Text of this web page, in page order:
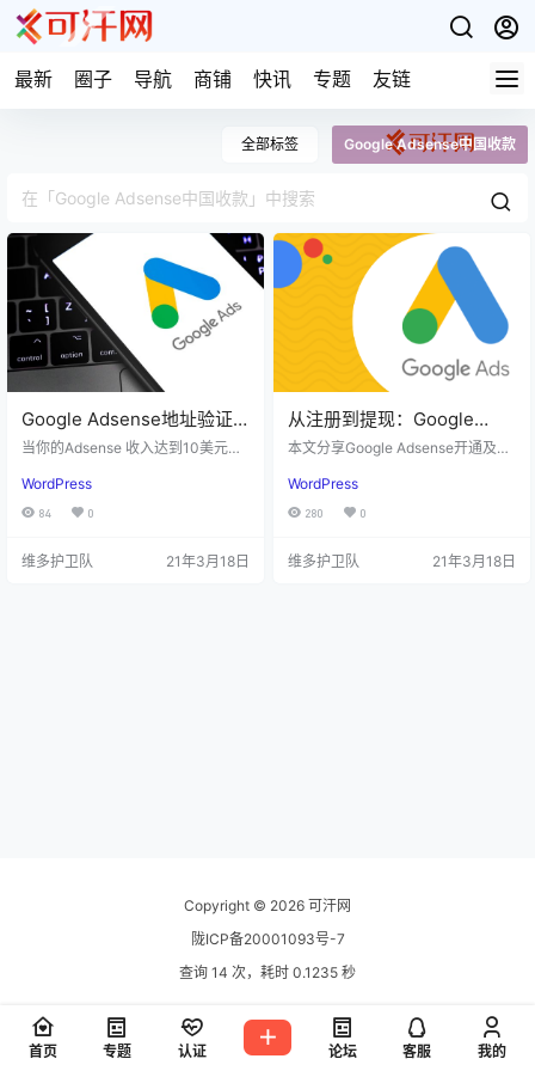
最新 圈子 导航 商铺 快讯 专题 友链
全部标签 Google Adsense中国收款
Google Adsense地址验证
的详细流程，网站广告赚钱
当你的Adsense 收入达到10美元，
账户填写的地址。 信里面是PIN
码，在Adsense 后台输入PIN 码验
起，您可以在4 个月内将该号码输入
WordPress
84 0
维多护卫队 21年3月18日
从注册到提现：Google
Adsense 详细开通流程
本文分享Google Adsense开通及提
WordPress
280 0
维多护卫队 21年3月18日
Copyright © 2026 可汗网
陇ICP备20001093号-7
查询 14 次，耗时 0.1235 秒
首页 专题 认证 论坛 客服 我的